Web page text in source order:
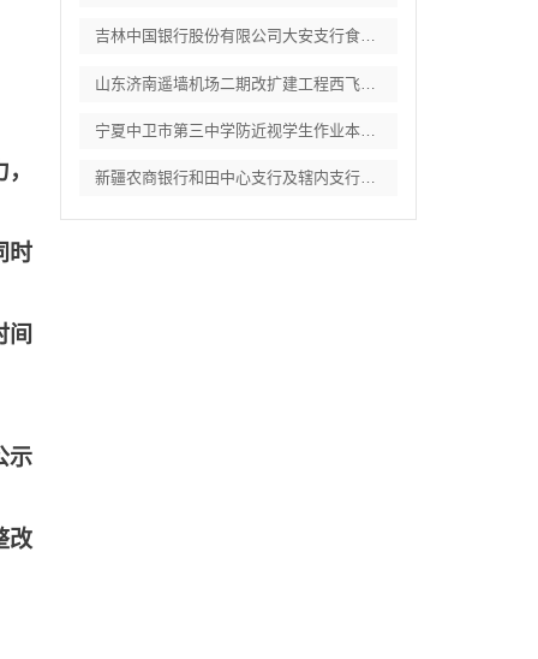
时
间
示
改
吉林中国银行股份有限公司大安支行食堂食品
宁夏中卫市第三中学防近视学生作业本采购项
新疆农商银行和田中心支行及辖内支行职工体